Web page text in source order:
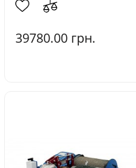
39780.00 грн.